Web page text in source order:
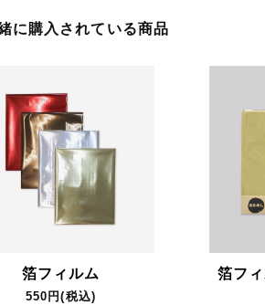
に購入されている商品
箔フィルム
550円(税込)
箔フ